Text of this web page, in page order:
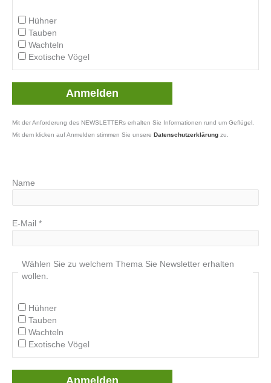
Hühner
Tauben
Wachteln
Exotische Vögel
Mit der Anforderung des NEWSLETTERs erhalten Sie Informationen rund um Geflügel.
Mit dem klicken auf Anmelden stimmen Sie unsere Datenschutzerklärung zu.
Name
E-Mail *
Wählen Sie zu welchem Thema Sie Newsletter erhalten
wollen.
Hühner
Tauben
Wachteln
Exotische Vögel